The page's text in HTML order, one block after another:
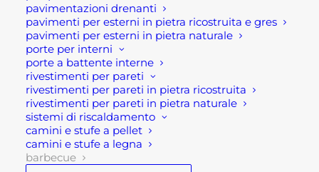
pavimentazioni drenanti
pavimenti per esterni in pietra ricostruita e gres
pavimenti per esterni in pietra naturale
porte per interni
porte a battente interne
rivestimenti per pareti
rivestimenti per pareti in pietra ricostruita
rivestimenti per pareti in pietra naturale
sistemi di riscaldamento
camini e stufe a pellet
camini e stufe a legna
barbecue
preparazione e l’impiattamento. In aggiunta,
realizzato per durare nel tempo, è dotato di
robuste ruote con piedini regolabili che ne
garantiscono stabilità su qualsiasi terreno.
Infatti, il sistema modulare di GRLLR Connect è
un innovativo di cucina da esterno. GRLLR
CONNECT che ti consente di progettare e
personalizzare il tuo spazio all’aperto. Questo